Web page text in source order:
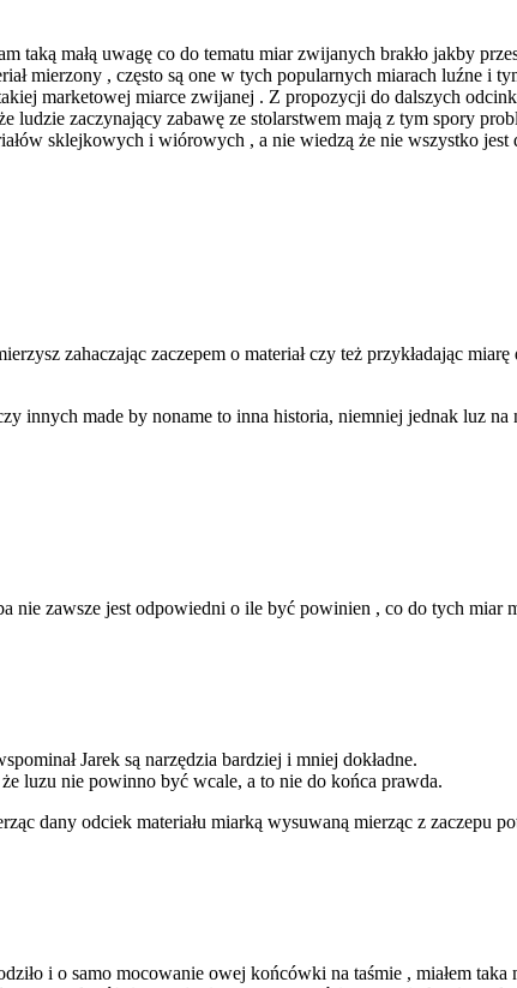
taką małą uwagę co do tematu miar zwijanych brakło jakby
mierzony , często są one w tych popularnych miarach luźne i
marketowej miarce zwijanej . Z propozycji do dalszych
ludzie zaczynający zabawę ze stolarstwem mają z tym spory
sklejkowych i wiórowych , a nie wiedzą że nie wszystko jest
zahaczając zaczepem o materiał czy też przykładając
innych made by noname to inna historia, niemniej jednak luz na
nie zawsze jest odpowiedni o ile być powinien , co do tych miar
Jarek są narzędzia bardziej i mniej dokładne.
luzu nie powinno być wcale, a to nie do końca prawda.
dany odciek materiału miarką wysuwaną mierząc z zaczepu
i o samo mocowanie owej końcówki na taśmie , miałem